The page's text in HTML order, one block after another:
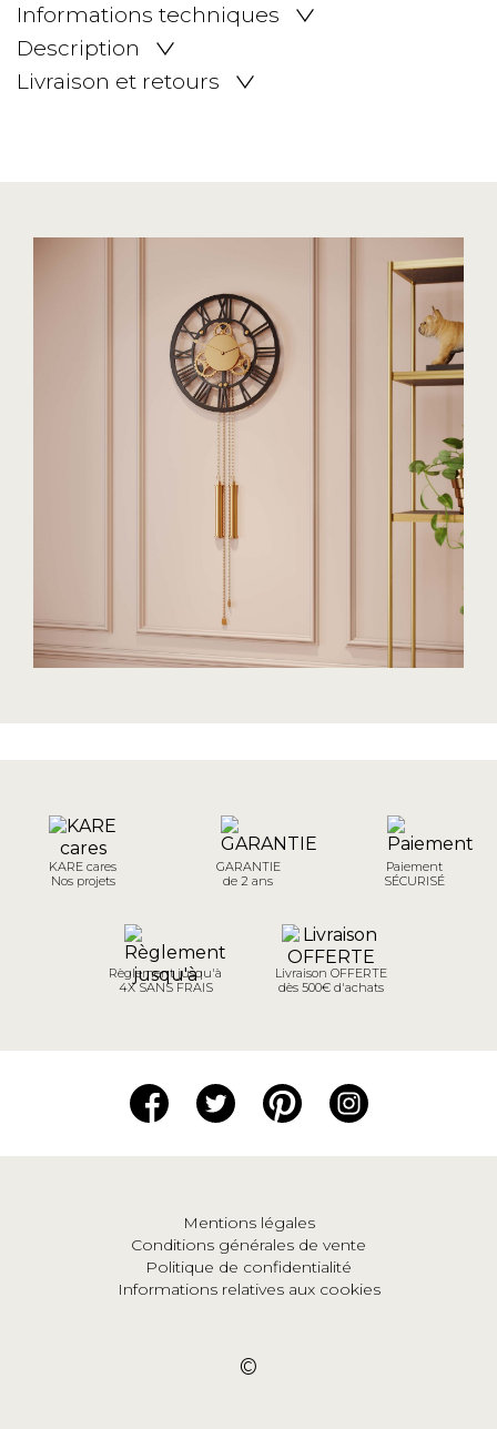
Informations techniques
Description
Livraison et retours
KARE cares
Nos projets
GARANTIE
de 2 ans
Paiement
SÉCURISÉ
Règlement jusqu'à
4X SANS FRAIS
Livraison OFFERTE
dès 500€ d'achats
Mentions légales
Conditions générales de vente
Politique de confidentialité
Informations relatives aux cookies
©